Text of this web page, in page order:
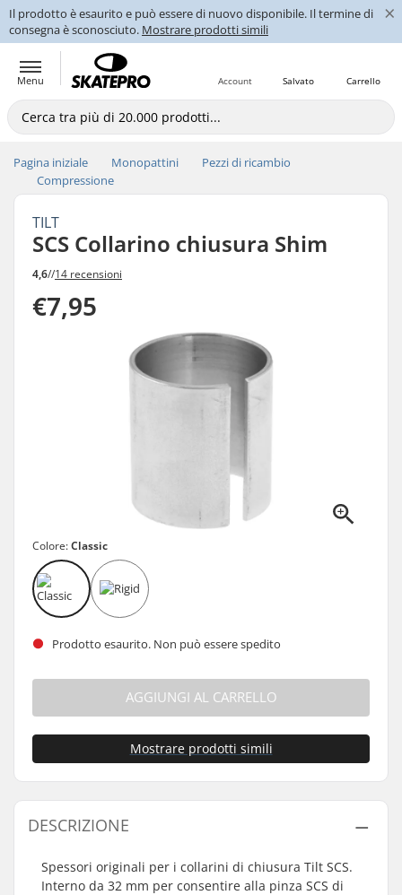
Il prodotto è esaurito e può essere di nuovo disponibile. Il termine di
consegna è sconosciuto. Mostrare prodotti simili
×
Menu Carrello
Salvato
Account
Pagina iniziale Monopattini
Pezzi di ricambio
Compressione
TILT
SCS Collarino chiusura Shim
4,6//14 recensioni
€7,95
Colore:Classic
Prodotto esaurito. Non può essere spedito
AGGIUNGI AL CARRELLO
Mostrare prodotti simili
DESCRIZIONE
Spessori originali per i collarini di chiusura Tilt SCS.
Interno da 32 mm per consentire alla pinza SCS di